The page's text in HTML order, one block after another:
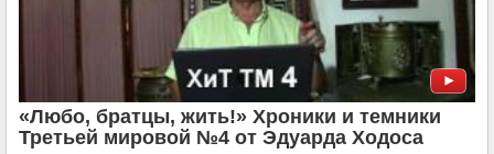
«Любо, братцы, жить!» Хроники и темники
Третьей мировой №4 от Эдуарда Ходоса